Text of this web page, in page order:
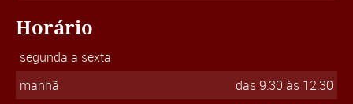
Horário
segunda a sexta
manhã
das 9:30 às 12:30